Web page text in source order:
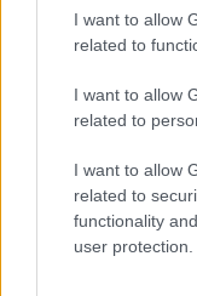
I want to allow
related to
I want to allow
related to
I want to allow
related to
functionality
user protection.
Με το νόμο
αυξημένες
τους για όσο
τους, ενώ η
για κάθε
πρώτοι μήνες